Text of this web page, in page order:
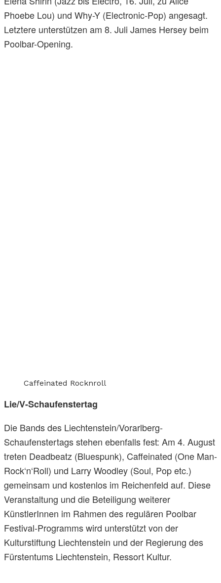
Phoebe Lou) und Why-Y (Electronic-Pop) angesagt.
Letztere unterstützen am 8. Juli James Hersey beim
Poolbar-Opening.
Caffeinated Rocknroll
Lie/V-Schaufenstertag
Die Bands des Liechtenstein/Vorarlberg-
Schaufenstertags stehen ebenfalls fest: Am 4. August
treten Deadbeatz (Bluespunk), Caffeinated (One Man-
Rock‘n‘Roll) und Larry Woodley (Soul, Pop etc.)
gemeinsam und kostenlos im Reichenfeld auf. Diese
Veranstaltung und die Beteiligung weiterer
KünstlerInnen im Rahmen des regulären Poolbar
Festival-Programms wird unterstützt von der
Kulturstiftung Liechtenstein und der Regierung des
Fürstentums Liechtenstein, Ressort Kultur.